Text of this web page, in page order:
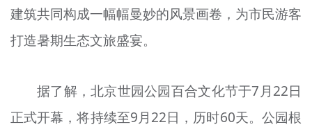
建筑共同构成一幅幅曼妙的风景画卷，为市民游客
打造暑期生态文旅盛宴。
据了解，北京世园公园百合文化节于7月22日
正式开幕，将持续至9月22日，历时60天。公园根